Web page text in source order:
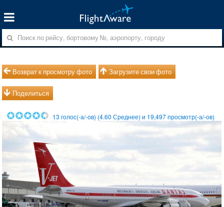
Возврат к просмотру фото Загрузите свои фото
Поделиться
13 голос(-а/-ов) (4.60 Среднее) и 19,497просмотр(-а/-ов)